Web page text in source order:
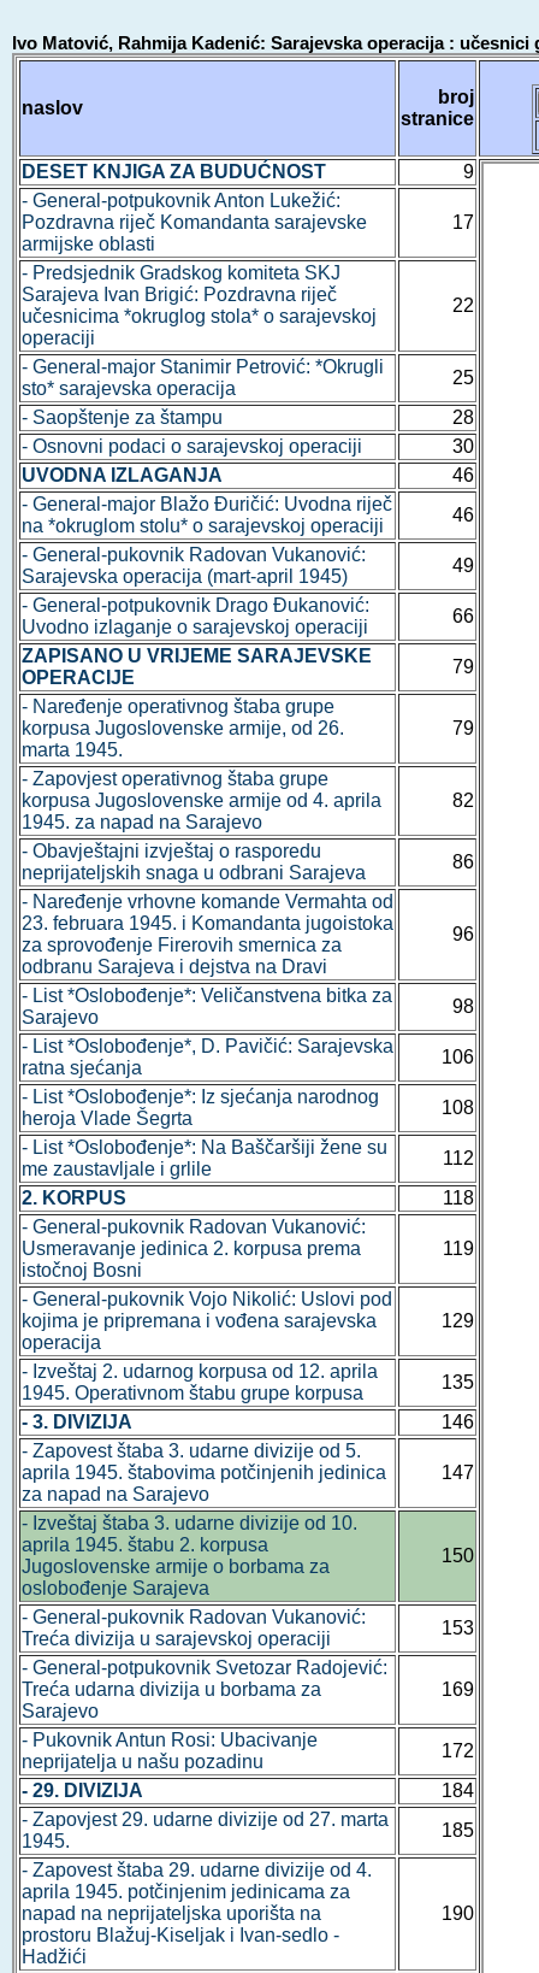
Ivo Matović, Rahmija Kadenić: Sarajevska operacija : učesnici
naslov
broj
stranice
DESET KNJIGA ZA BUDUĆNOST
9
- General-potpukovnik Anton Lukežić:
Pozdravna riječ Komandanta sarajevske
armijske oblasti
17
- Predsjednik Gradskog komiteta SKJ
Sarajeva Ivan Brigić: Pozdravna riječ
učesnicima *okruglog stola* o sarajevskoj
operaciji
22
- General-major Stanimir Petrović: *Okrugli
sto* sarajevska operacija
25
- Saopštenje za štampu
28
- Osnovni podaci o sarajevskoj operaciji
30
UVODNA IZLAGANJA
46
- General-major Blažo Đuričić: Uvodna riječ
na *okruglom stolu* o sarajevskoj operaciji
46
- General-pukovnik Radovan Vukanović:
Sarajevska operacija (mart-april 1945)
49
- General-potpukovnik Drago Đukanović:
Uvodno izlaganje o sarajevskoj operaciji
66
ZAPISANO U VRIJEME SARAJEVSKE
OPERACIJE
79
- Naređenje operativnog štaba grupe
korpusa Jugoslovenske armije, od 26.
marta 1945.
79
- Zapovjest operativnog štaba grupe
korpusa Jugoslovenske armije od 4. aprila
1945. za napad na Sarajevo
82
- Obavještajni izvještaj o rasporedu
neprijateljskih snaga u odbrani Sarajeva
86
- Naređenje vrhovne komande Vermahta od
23. februara 1945. i Komandanta jugoistoka
za sprovođenje Firerovih smernica za
odbranu Sarajeva i dejstva na Dravi
96
- List *Oslobođenje*: Veličanstvena bitka za
Sarajevo
98
- List *Oslobođenje*, D. Pavičić: Sarajevska
ratna sjećanja
106
- List *Oslobođenje*: Iz sjećanja narodnog
heroja Vlade Šegrta
108
- List *Oslobođenje*: Na Baščaršiji žene su
me zaustavljale i grlile
112
2. KORPUS
118
- General-pukovnik Radovan Vukanović:
Usmeravanje jedinica 2. korpusa prema
istočnoj Bosni
119
- General-pukovnik Vojo Nikolić: Uslovi pod
kojima je pripremana i vođena sarajevska
operacija
129
- Izveštaj 2. udarnog korpusa od 12. aprila
1945. Operativnom štabu grupe korpusa
135
- 3. DIVIZIJA
146
- Zapovest štaba 3. udarne divizije od 5.
aprila 1945. štabovima potčinjenih jedinica
za napad na Sarajevo
147
- Izveštaj štaba 3. udarne divizije od 10.
aprila 1945. štabu 2. korpusa
Jugoslovenske armije o borbama za
oslobođenje Sarajeva
150
- General-pukovnik Radovan Vukanović:
Treća divizija u sarajevskoj operaciji
153
- General-potpukovnik Svetozar Radojević:
Treća udarna divizija u borbama za
Sarajevo
169
- Pukovnik Antun Rosi: Ubacivanje
neprijatelja u našu pozadinu
172
- 29. DIVIZIJA
184
- Zapovjest 29. udarne divizije od 27. marta
1945.
185
- Zapovest štaba 29. udarne divizije od 4.
aprila 1945. potčinjenim jedinicama za
napad na neprijateljska uporišta na
prostoru Blažuj-Kiseljak i Ivan-sedlo -
Hadžići
190